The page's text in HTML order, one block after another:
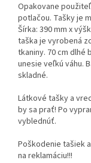
Opakovane
potlačou. Tašky je
Šírka: 390 mm x
taška je vyrobená
tkaniny. 70 cm dlhé
unesie veľkú váhu.
skladné.
Látkové tašky a
by sa prať! Po
vyblednúť.
Poškodenie tašiek
na reklamáciu!!!